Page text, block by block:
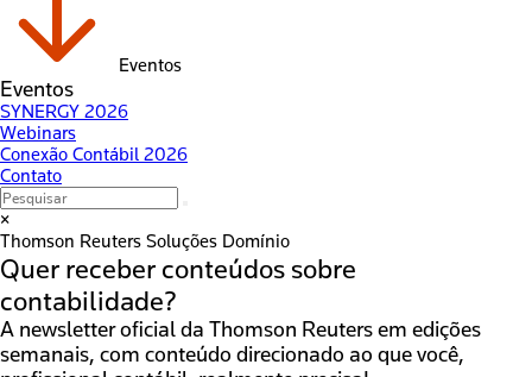
Eventos
Eventos
SYNERGY 2026
Webinars
Conexão Contábil 2026
Contato
×
Thomson Reuters Soluções Domínio
Quer receber conteúdos sobre
contabilidade?
A newsletter oficial da Thomson Reuters em edições
semanais, com conteúdo direcionado ao que você,